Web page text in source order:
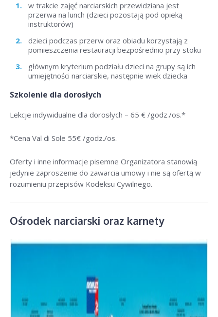
w trakcie zajęć narciarskich przewidziana jest
przerwa na lunch (dzieci pozostają pod opieką
instruktorów)
dzieci podczas przerw oraz obiadu korzystają z
pomieszczenia restauracji bezpośrednio przy stoku
głównym kryterium podziału dzieci na grupy są ich
umiejętności narciarskie, następnie wiek dziecka
Szkolenie dla dorosłych
Lekcje indywidualne dla dorosłych – 65 € /godz./os.*
*Cena Val di Sole 55€ /godz./os.
Oferty i inne informacje pisemne Organizatora stanowią
jedynie zaproszenie do zawarcia umowy i nie są ofertą w
rozumieniu przepisów Kodeksu Cywilnego.
Ośrodek narciarski oraz karnety